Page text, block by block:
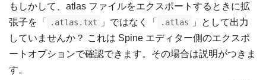
もしかして、atlas ファイルをエクスポートするときに拡
張子を「
.atlas.txt 」ではなく「 .atlas
」として出力
していませんか？ これは Spine エディター側のエクスポ
ートオプションで確認できます。その場合は説明がつきま
す。